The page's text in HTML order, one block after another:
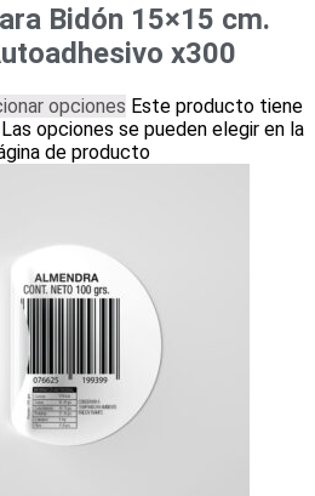
Bidón 15×15 cm.
x300
opciones Este producto tiene
opciones se pueden elegir en la
de producto